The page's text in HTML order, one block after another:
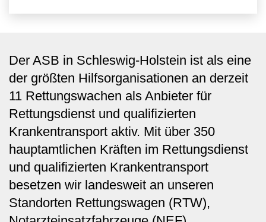
Der ASB in Schleswig-Holstein ist als eine
der größten Hilfsorganisationen an derzeit
11 Rettungswachen als Anbieter für
Rettungsdienst und qualifizierten
Krankentransport aktiv. Mit über 350
hauptamtlichen Kräften im Rettungsdienst
und qualifizierten Krankentransport
besetzen wir landesweit an unseren
Standorten Rettungswagen (RTW),